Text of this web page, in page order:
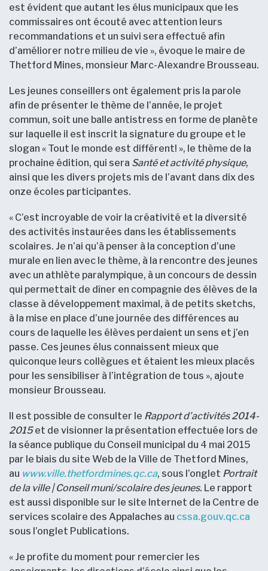
est évident que autant les élus municipaux que les
commissaires ont écouté avec attention leurs
recommandations et un suivi sera effectué afin
d’améliorer notre milieu de vie », évoque le maire de
Thetford Mines, monsieur Marc-Alexandre Brousseau.
Les jeunes conseillers ont également pris la parole
afin de présenter le thème de l’année, le projet
commun, soit une balle antistress en forme de planète
sur laquelle il est inscrit la signature du groupe et le
slogan « Tout le monde est différent! », le thème de la
prochaine édition, qui sera Santé et activité physique,
ainsi que les divers projets mis de l’avant dans dix des
onze écoles participantes.
« C’est incroyable de voir la créativité et la diversité
des activités instaurées dans les établissements
scolaires. Je n’ai qu’à penser à la conception d’une
murale en lien avec le thème, à la rencontre des jeunes
avec un athlète paralympique, à un concours de dessin
qui permettait de dîner en compagnie des élèves de la
classe à développement maximal, à de petits sketchs,
à la mise en place d’une journée des différences au
cours de laquelle les élèves perdaient un sens et j’en
passe. Ces jeunes élus connaissent mieux que
quiconque leurs collègues et étaient les mieux placés
pour les sensibiliser à l’intégration de tous », ajoute
monsieur Brousseau.
Il est possible de consulter le Rapport d’activités 2014-
2015et de visionner la présentation effectuée lors de
la séance publique du Conseil municipal du 4 mai 2015
par le biais du site Web de la Ville de Thetford Mines,
au www.ville.thetfordmines.qc.ca, sous l’onglet Portrait
de la ville | Conseil muni/scolaire des jeunes. Le rapport
est aussi disponible sur le site Internet de la Centre de
services scolaire des Appalaches au cssa.gouv.qc.ca
sous l’onglet Publications.
« Je profite du moment pour remercier les